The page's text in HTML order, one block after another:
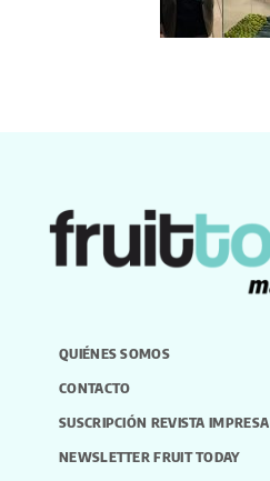
QUIÉNES SOMOS
CONTACTO
SUSCRIPCIÓN REVISTA IMPRESA
NEWSLETTER FRUIT TODAY